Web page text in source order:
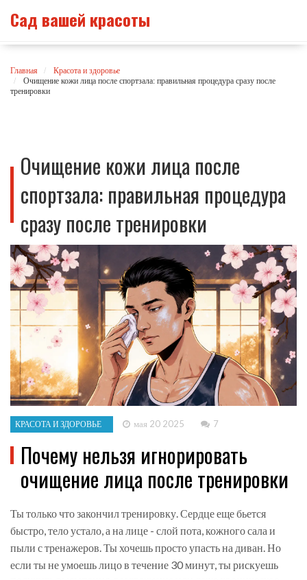
Сад вашей красоты
Главная
Красота и здоровье
Очищение кожи лица после спортзала: правильная процедура сразу после
тренировки
Очищение кожи лица после
спортзала: правильная процедура
сразу после тренировки
КРАСОТА И ЗДОРОВЬЕ мая 20 2025 7
Почему нельзя игнорировать
очищение лица после тренировки
Ты только что закончил тренировку. Сердце еще бьется
быстро, тело устало, а на лице - слой пота, кожного сала и
пыли с тренажеров. Ты хочешь просто упасть на диван. Но
если ты не умоешь лицо в течение 30 минут, ты рискуешь